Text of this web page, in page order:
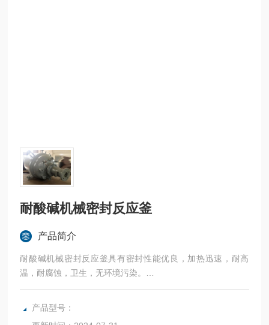
耐酸碱机械密封反应釜
产品简介
耐酸碱机械密封反应釜具有密封性能优良，加热迅速，耐高
温，耐腐蚀，卫生，无环境污染。
广泛应用于科研，实验室试验，化工，食品，涂料，热熔胶，
硅胶，油漆，医药，石油化工生产中的反应，蒸发，合成，聚
产品型号：